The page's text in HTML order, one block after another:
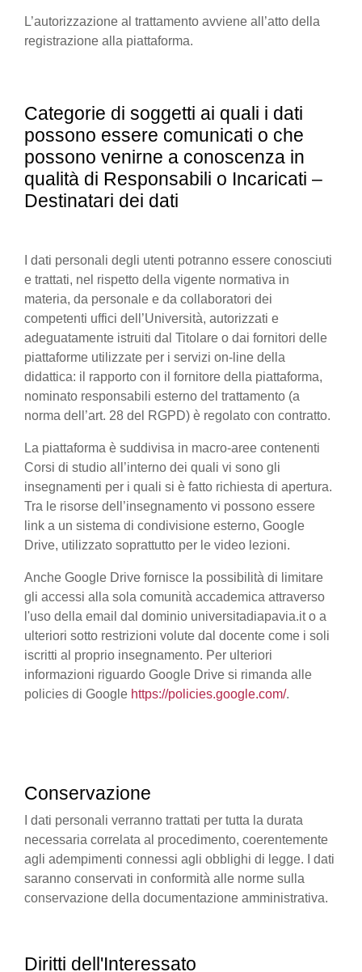
L’autorizzazione al trattamento avviene all’atto della
registrazione alla piattaforma.
Categorie di soggetti ai quali i dati
possono essere comunicati o che
possono venirne a conoscenza in
qualità di Responsabili o Incaricati –
Destinatari dei dati
I dati personali degli utenti potranno essere conosciuti
e trattati, nel rispetto della vigente normativa in
materia, da personale e da collaboratori dei
competenti uffici dell’Università, autorizzati e
adeguatamente istruiti dal Titolare o dai fornitori delle
piattaforme utilizzate per i servizi on-line della
didattica: il rapporto con il fornitore della piattaforma,
nominato responsabili esterno del trattamento (a
norma dell’art. 28 del RGPD) è regolato con contratto.
La piattaforma è suddivisa in macro-aree contenenti
Corsi di studio all’interno dei quali vi sono gli
insegnamenti per i quali si è fatto richiesta di apertura.
Tra le risorse dell’insegnamento vi possono essere
link a un sistema di condivisione esterno, Google
Drive, utilizzato soprattutto per le video lezioni.
Anche Google Drive fornisce la possibilità di limitare
gli accessi alla sola comunità accademica attraverso
l'uso della email dal dominio universitadiapavia.it o a
ulteriori sotto restrizioni volute dal docente come i soli
iscritti al proprio insegnamento. Per ulteriori
informazioni riguardo Google Drive si rimanda alle
policies di Google https://policies.google.com/.
Conservazione
I dati personali verranno trattati per tutta la durata
necessaria correlata al procedimento, coerentemente
agli adempimenti connessi agli obblighi di legge. I dati
saranno conservati in conformità alle norme sulla
conservazione della documentazione amministrativa.
Diritti dell'Interessato